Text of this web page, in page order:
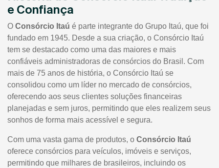
e Confiança
O Consórcio Itaú é parte integrante do Grupo Itaú, que foi
fundado em 1945. Desde a sua criação, o Consórcio Itaú
tem se destacado como uma das maiores e mais
confiáveis administradoras de consórcios do Brasil. Com
mais de 75 anos de história, o Consórcio Itaú se
consolidou como um líder no mercado de consórcios,
oferecendo aos seus clientes soluções financeiras
planejadas e sem juros, permitindo que eles realizem seus
sonhos de forma mais acessível e segura.
Com uma vasta gama de produtos, o Consórcio Itaú
oferece consórcios para veículos, imóveis e serviços,
permitindo que milhares de brasileiros, incluindo os